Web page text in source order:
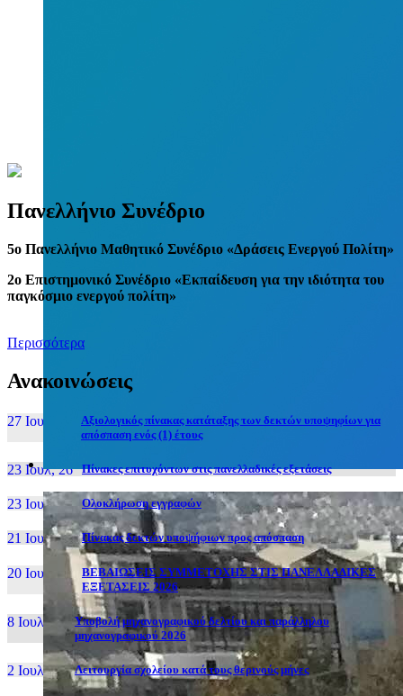
Πανελλήνιο Συνέδριο
5o Πανελλήνιο Μαθητικό Συνέδριο «Δράσεις Ενεργού Πολίτη»
2ο Επιστημονικό Συνέδριο «Εκπαίδευση για την ιδιότητα του
παγκόσμιο ενεργού πολίτη»
Περισσότερα
Ανακοινώσεις
27 Ιουν, 26
Αξιολογικός πίνακας κατάταξης των δεκτών υποψηφίων για
απόσπαση ενός (1) έτους
23 Ιουλ, 26 Πίνακες επιτυχόντων στις πανελλαδικές εξετάσεις
23 Ιουλ, 26 Ολοκλήρωση εγγραφών
21 Ιουλ, 26 Πίνακας δεκτών υποψήφιων προς απόσπαση
20 Ιουλ, 26
ΒΕΒΑΙΩΣΕΙΣ ΣΥΜΜΕΤΟΧΗΣ ΣΤΙΣ ΠΑΝΕΛΛΑΔΙΚΕΣ
ΕΞΕΤΑΣΕΙΣ 2026
8 Ιουλ, 26
Υποβολή μηχανογραφικού δελτίου και παράλληλου
μηχανογραφικού 2026
2 Ιουλ, 26 Λειτουργία σχολείου κατά τους θερινούς μήνες